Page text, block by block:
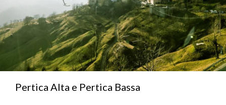
Caratteristico è lo scenario delleCorna di Muracon
l'omonimo paese adagiato sulle sue pendici che
accoglie lo sguardo del visitatore. Terminiamo con
, il suo caratteristico centro storico sorge
a corona della chiesa parrocchiale e della Rocca, ed il
nuovo, sul compatto terrazzo di Mocenigo.
Il secondo è costituito da due comuni che si trovano
Pertica Alta e Pertica Bassa